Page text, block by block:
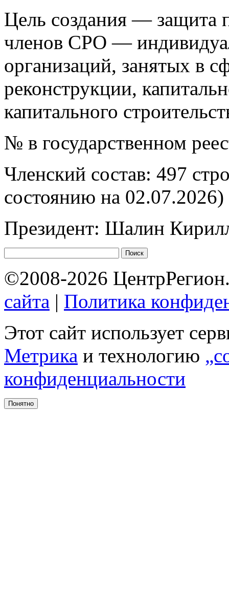
Цель создания — защита
членов СРО —
организаций, занятых в
реконструкции,
капитального
№ в государственном
Членский состав: 497
состоянию на 02.07.2026)
Президент: Шалин
©2008-2026
сайта | Политика
Этот сайт использует
Метрика и технологию
конфиденциальности
Понятно